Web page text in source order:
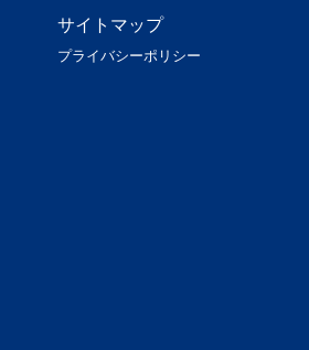
サイトマップ
プライバシーポリシー